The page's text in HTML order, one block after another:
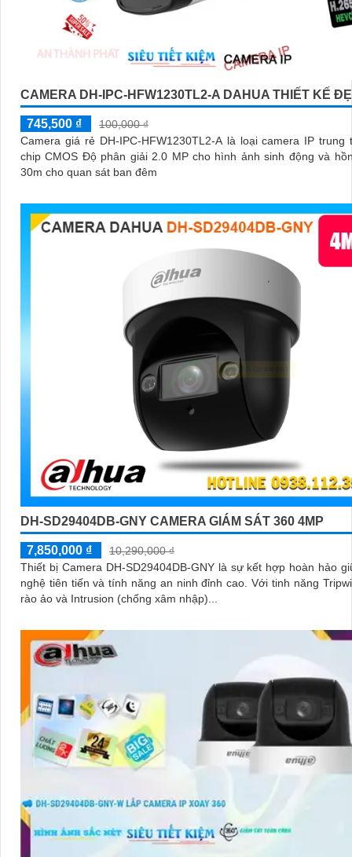
CAMERA DH-IPC-HFW1230TL2-A DAHUA THIẾT KẾ
745,500 ₫
100,000 ₫
Camera giá rẻ DH-IPC-HFW1230TL2-A là loại camera IP trung
chip CMOS Độ phân giải 2.0 MP cho hình ảnh sinh động và
30m cho quan sát ban đêm
DH-SD29404DB-GNY CAMERA GIÁM SÁT 360 4MP
7,850,000 ₫
10,290,000 ₫
Thiết bị Camera DH-SD29404DB-GNY là sự kết hợp hoàn hảo
nghệ tiên tiến và tính năng an ninh đỉnh cao. Với tinh năng Tripwire hàng
rào ảo và Intrusion (chống xâm nhập)...